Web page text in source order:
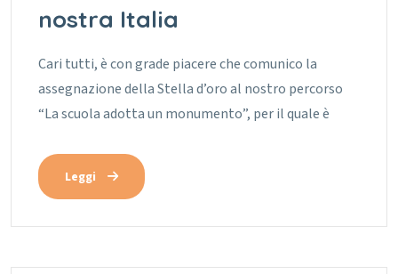
nostra Italia
Cari tutti, è con grade piacere che comunico la
assegnazione della Stella d’oro al nostro percorso
“La scuola adotta un monumento”, per il quale è
Leggi